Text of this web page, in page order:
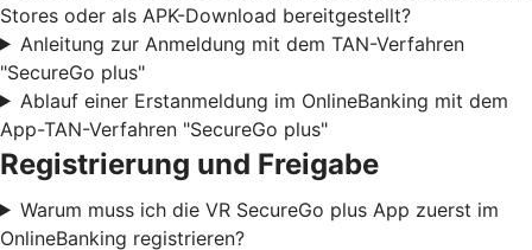
Stores oder als APK-Download bereitgestellt?
Anleitung zur Anmeldung mit dem TAN-Verfahren
"SecureGo plus"
Ablauf einer Erstanmeldung im OnlineBanking mit dem
App-TAN-Verfahren "SecureGo plus"
Registrierung und Freigabe
Warum muss ich die VR SecureGo plus App zuerst im
OnlineBanking registrieren?